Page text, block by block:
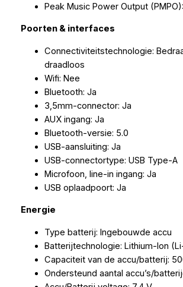
Peak Music Power Output
Poorten & interfaces
Connectiviteitstechnologie:
draadloos
Wifi: Nee
Bluetooth: Ja
3,5mm-connector: Ja
AUX ingang: Ja
Bluetooth-versie: 5.0
USB-aansluiting: Ja
USB-connectortype: USB Type-A
Microfoon, line-in ingang: Ja
USB oplaadpoort: Ja
Energie
Type batterij: Ingebouwde accu
Batterijtechnologie: Lithium-Ion
Capaciteit van de accu/batterij:
Ondersteund aantal accu’s/